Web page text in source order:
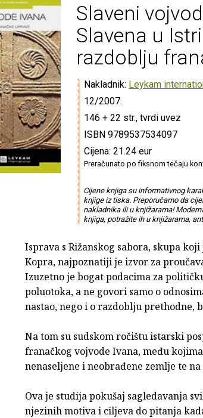
Slaveni
Slavena u
razdoblju
Nakladnik: Leykam
12/2007.
146 + 22 str., tvrdi uvez
ISBN 9789537534097
Cijena: 21.24 eur
Preračunato po fiksnom tečaju
Cijene knjiga su informativnog
knjige iz tiska. Preporučamo da
nakladnika ili u knjižarama!
knjiga, potražite ih u knjižarama,
Isprava s Rižanskog sabora, skupa
Kopra, najpoznatiji je izvor za
Izuzetno je bogat podacima za
poluotoka, a ne govori samo o
nastao, nego i o razdoblju prethodne,
Na tom su sudskom ročištu istarski
franačkog vojvode Ivana, među
nenaseljene i neobrađene zemlje te
Ova je studija pokušaj sagledavanja
njezinih motiva i ciljeva do pitanja